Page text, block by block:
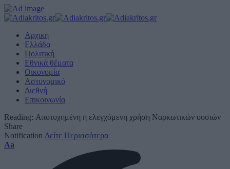
Αρχική
Ελλάδα
Πολιτική
Εθνικά θέματα
Οικονομία
Αστυνομικό
Διεθνή
Επικοινωνία
Reading: Αποτυχημένη η ελεγχόμενη χρήση Ναρκωτικών ουσιών
Share
Notification Δείτε Περισσότερα
Font
Aa